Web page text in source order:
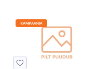
KAMPAANIA